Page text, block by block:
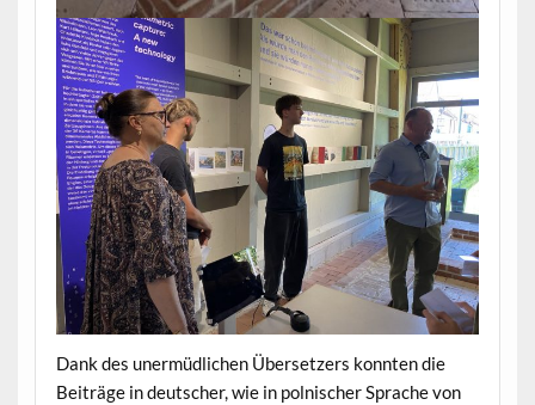
Dank des unermüdlichen Übersetzers konnten die
Beiträge in deutscher, wie in polnischer Sprache von